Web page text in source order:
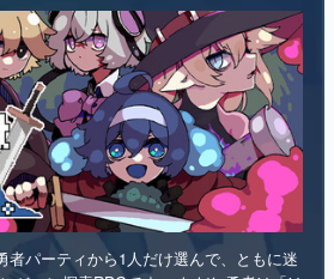
者パーティから1人だけ選んで、ともに迷
ジョン探索RPGです。 ただし勇者は「は
魔法使いは魔法が使えず、戦士は可愛らし
は██を崇拝しています。誰を救うのかを